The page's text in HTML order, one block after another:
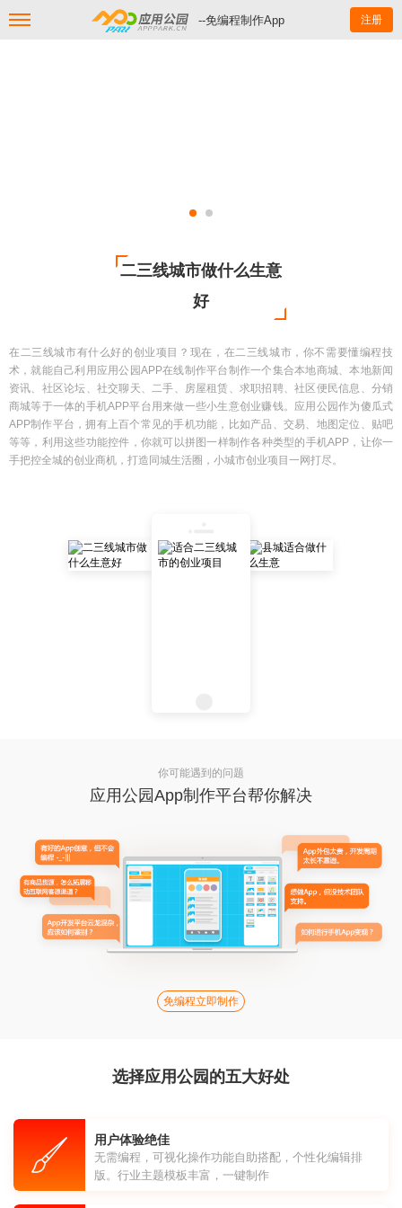
--免编程制作App 注册
二三线城市做什么生意
好
在二三线城市有什么好的创业项目？现在，在二三线城市，你不需要懂编程技
术，就能自己利用应用公园APP在线制作平台制作一个集合本地商城、本地新闻
资讯、社区论坛、社交聊天、二手、房屋租赁、求职招聘、社区便民信息、分销
商城等于一体的手机APP平台用来做一些小生意创业赚钱。应用公园作为傻瓜式
APP制作平台，拥有上百个常见的手机功能，比如产品、交易、地图定位、贴吧
等等，利用这些功能控件，你就可以拼图一样制作各种类型的手机APP，让你一
手把控全城的创业商机，打造同城生活圈，小城市创业项目一网打尽。
你可能遇到的问题
应用公园App制作平台帮你解决
免编程立即制作
选择应用公园的五大好处
用户体验绝佳
无需编程，可视化操作功能自助搭配，个性化编辑排
版。行业主题模板丰富，一键制作